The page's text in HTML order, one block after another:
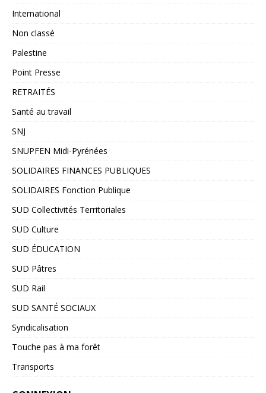
International
Non classé
Palestine
Point Presse
RETRAITÉS
Santé au travail
SNJ
SNUPFEN Midi-Pyrénées
SOLIDAIRES FINANCES PUBLIQUES
SOLIDAIRES Fonction Publique
SUD Collectivités Territoriales
SUD Culture
SUD ÉDUCATION
SUD Pâtres
SUD Rail
SUD SANTÉ SOCIAUX
Syndicalisation
Touche pas à ma forêt
Transports